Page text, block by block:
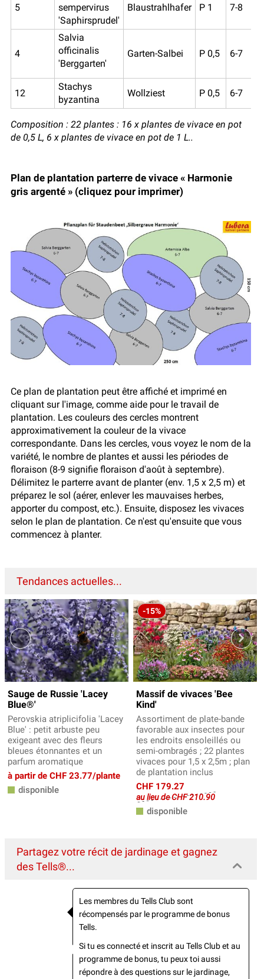
5
sempervirus
'Saphirsprudel'
Blaustrahlhafer P 1 7-8
4
Salvia
officinalis
'Berggarten'
Garten-Salbei P 0,5 6-7
12
Stachys
byzantina
Wollziest P 0,5 6-7
Composition : 22 plantes : 16 x plantes de vivace en pot
de 0,5 L, 6 x plantes de vivace en pot de 1 L..
Plan de plantation parterre de vivace « Harmonie
gris argenté » (cliquez pour imprimer)
Ce plan de plantation peut être affiché et imprimé en
cliquant sur l'image, comme aide pour le travail de
plantation. Les couleurs des cercles montrent
approximativement la couleur de la vivace
correspondante. Dans les cercles, vous voyez le nom de la
variété, le nombre de plantes et aussi les périodes de
floraison (8-9 signifie floraison d'août à septembre).
Délimitez le parterre avant de planter (env. 1,5 x 2,5 m) et
préparez le sol (aérer, enlever les mauvaises herbes,
apporter du compost, etc.). Ensuite, disposez les vivaces
selon le plan de plantation. Ce n'est qu'ensuite que vous
commencez à planter.
Tendances actuelles...
Sauge de Russie 'Lacey
Blue®'
Perovskia atriplicifolia 'Lacey
Blue' : petit arbuste peu
exigeant avec des fleurs
bleues étonnantes et un
parfum aromatique
à partir de CHF 23.77/plante
disponible
-15%
Massif de vivaces 'Bee
Kind'
Assortiment de plate-bande
favorable aux insectes pour
les endroits ensoleillés ou
semi-ombragés ; 22 plantes
vivaces pour 1,5 x 2,5m ; plan
de plantation inclus
CHF 179.27
au lieu de CHF 210.90
disponible
Partagez votre récit de jardinage et gagnez
des Tells®...
Les membres du Tells Club sont
récompensés par le programme de bonus
Tells.
Si tu es connecté et inscrit au Tells Club et au
programme de bonus, tu peux toi aussi
répondre à des questions sur le jardinage,